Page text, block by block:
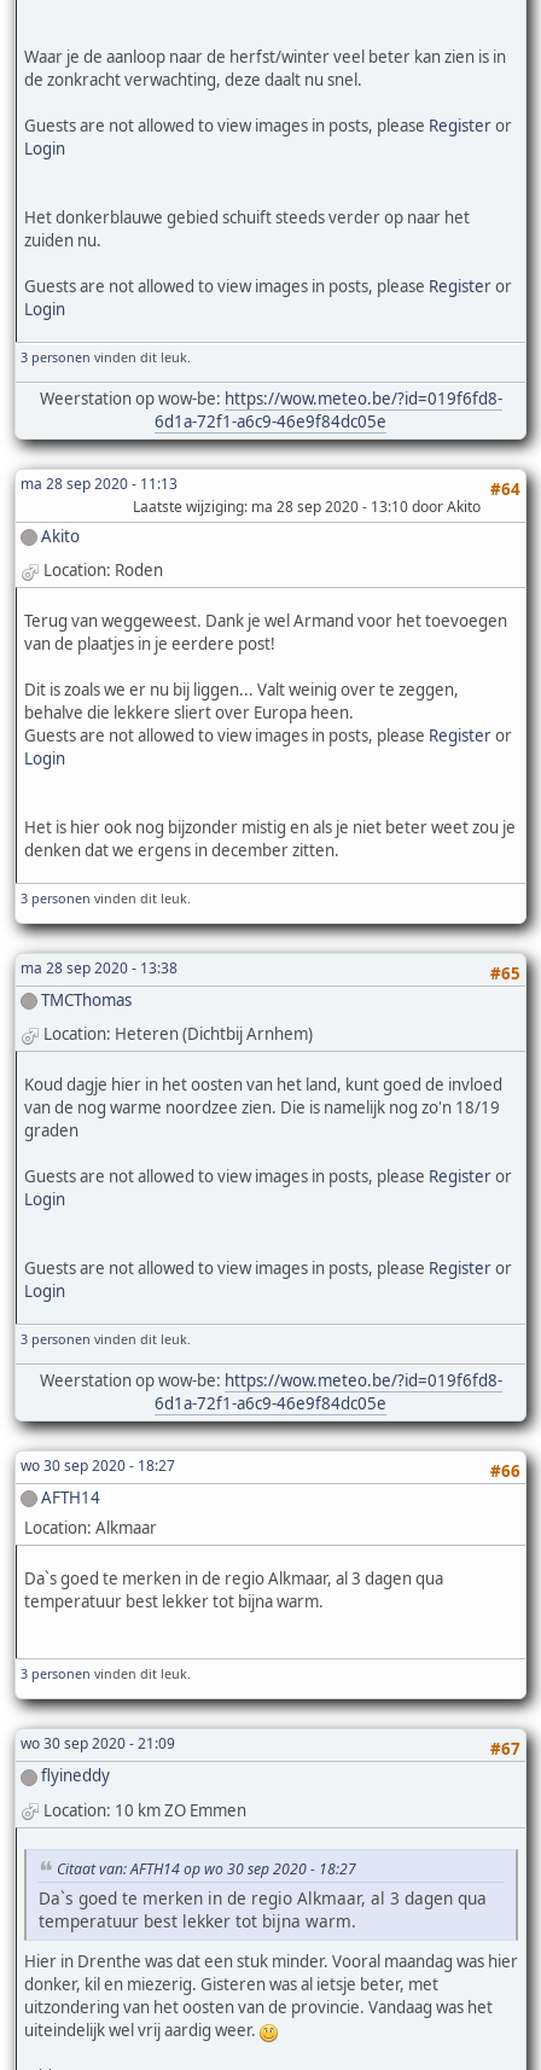
Waar je de aanloop naar de herfst/winter veel beter kan zien is in
de zonkracht verwachting, deze daalt nu snel.
Guests are not allowed to view images in posts, please Registeror
Login
Het donkerblauwe gebied schuift steeds verder op naar het
zuiden nu.
Guests are not allowed to view images in posts, please Registeror
Login
3 personen vinden dit leuk.
Weerstation op wow-be: https://wow.meteo.be/?id=019f6fd8-
6d1a-72f1-a6c9-46e9f84dc05e
ma 28 sep 2020 - 11:13 #64
Laatste wijziging: ma 28 sep 2020 - 13:10 door Akito
Akito
Location: Roden
Terug van weggeweest. Dank je wel Armand voor het toevoegen
van de plaatjes in je eerdere post!
Dit is zoals we er nu bij liggen... Valt weinig over te zeggen,
behalve die lekkere sliert over Europa heen.
Guests are not allowed to view images in posts, please Registeror
Login
Het is hier ook nog bijzonder mistig en als je niet beter weet zou je
denken dat we ergens in december zitten.
3 personen vinden dit leuk.
ma 28 sep 2020 - 13:38
#65
TMCThomas
Location: Heteren (Dichtbij Arnhem)
Koud dagje hier in het oosten van het land, kunt goed de invloed
van de nog warme noordzee zien. Die is namelijk nog zo'n 18/19
graden
Guests are not allowed to view images in posts, please Registeror
Login
Guests are not allowed to view images in posts, please Registeror
Login
3 personen vinden dit leuk.
Weerstation op wow-be: https://wow.meteo.be/?id=019f6fd8-
6d1a-72f1-a6c9-46e9f84dc05e
wo 30 sep 2020 - 18:27
#66
AFTH14
Location: Alkmaar
Da`s goed te merken in de regio Alkmaar, al 3 dagen qua
temperatuur best lekker tot bijna warm.
3 personen vinden dit leuk.
wo 30 sep 2020 - 21:09
#67
flyineddy
Location: 10 km ZO Emmen
Citaat van: AFTH14 op wo 30 sep 2020 - 18:27
Da`s goed te merken in de regio Alkmaar, al 3 dagen qua
temperatuur best lekker tot bijna warm.
Hier in Drenthe was dat een stuk minder. Vooral maandag was hier
donker, kil en miezerig. Gisteren was al ietsje beter, met
uitzondering van het oosten van de provincie. Vandaag was het
uiteindelijk wel vrij aardig weer.